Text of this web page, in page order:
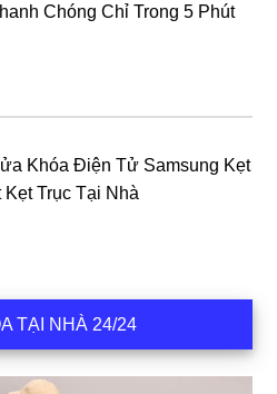
Chóng Chỉ Trong 5 Phút
Khóa Điện Tử Samsung Kẹt
Kẹt Trục Tại Nhà
TẠI NHÀ 24/24